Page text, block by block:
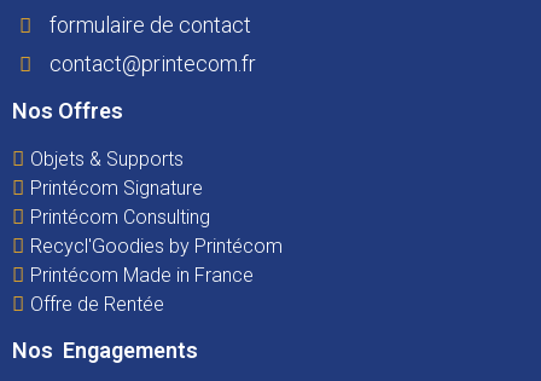
formulaire de contact
contact@printecom.fr
Nos Offres
Objets & Supports
Printécom Signature
Printécom Consulting
Recycl'Goodies by Printécom
Printécom Made in France
Offre de Rentée
Nos Engagements